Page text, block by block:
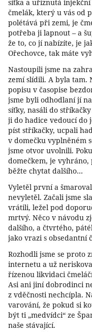
síťka a uříznutá
čmelák, který u vás od
polétává při zemi, je
potřeba ji lapnout – a
že to, co jí nabízíte, je
Ořechovce, tak máte
Nastoupili jsme na
zemí slídili. A byla tam.
popisu v časopise
jsme byli odhodlaní jí
síťky, nasáli do
ji do hadice vedoucí do
píst stříkačky, ucpali
v domečku vyplněném
jsme otvor uvolnili.
domečkem, je
běžte chytat dalšího…
Vyletěl první a
nevyletěl. Začali jsme
vrátili, ležel pod
mrtvý. Něco v návodu
dalšího, a čtvrtého,
jako vrazi s obsedantní
Rozhodli jsme se proto
internetu a už
řízenou likvidaci
Asi ani jiní dobrodinci
z vděčnosti nechcípla.
varování, že pokud si
být ti „medvídci“ ze
naše stávající.